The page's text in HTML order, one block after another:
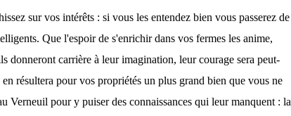
sur vos intérêts : si vous les entendez bien vous passerez de
Que l'espoir de s'enrichir dans vos fermes les anime,
donneront carrière à leur imagination, leur courage sera peut-
résultera pour vos propriétés un plus grand bien que vous ne
Verneuil pour y puiser des connaissances qui leur manquent : la